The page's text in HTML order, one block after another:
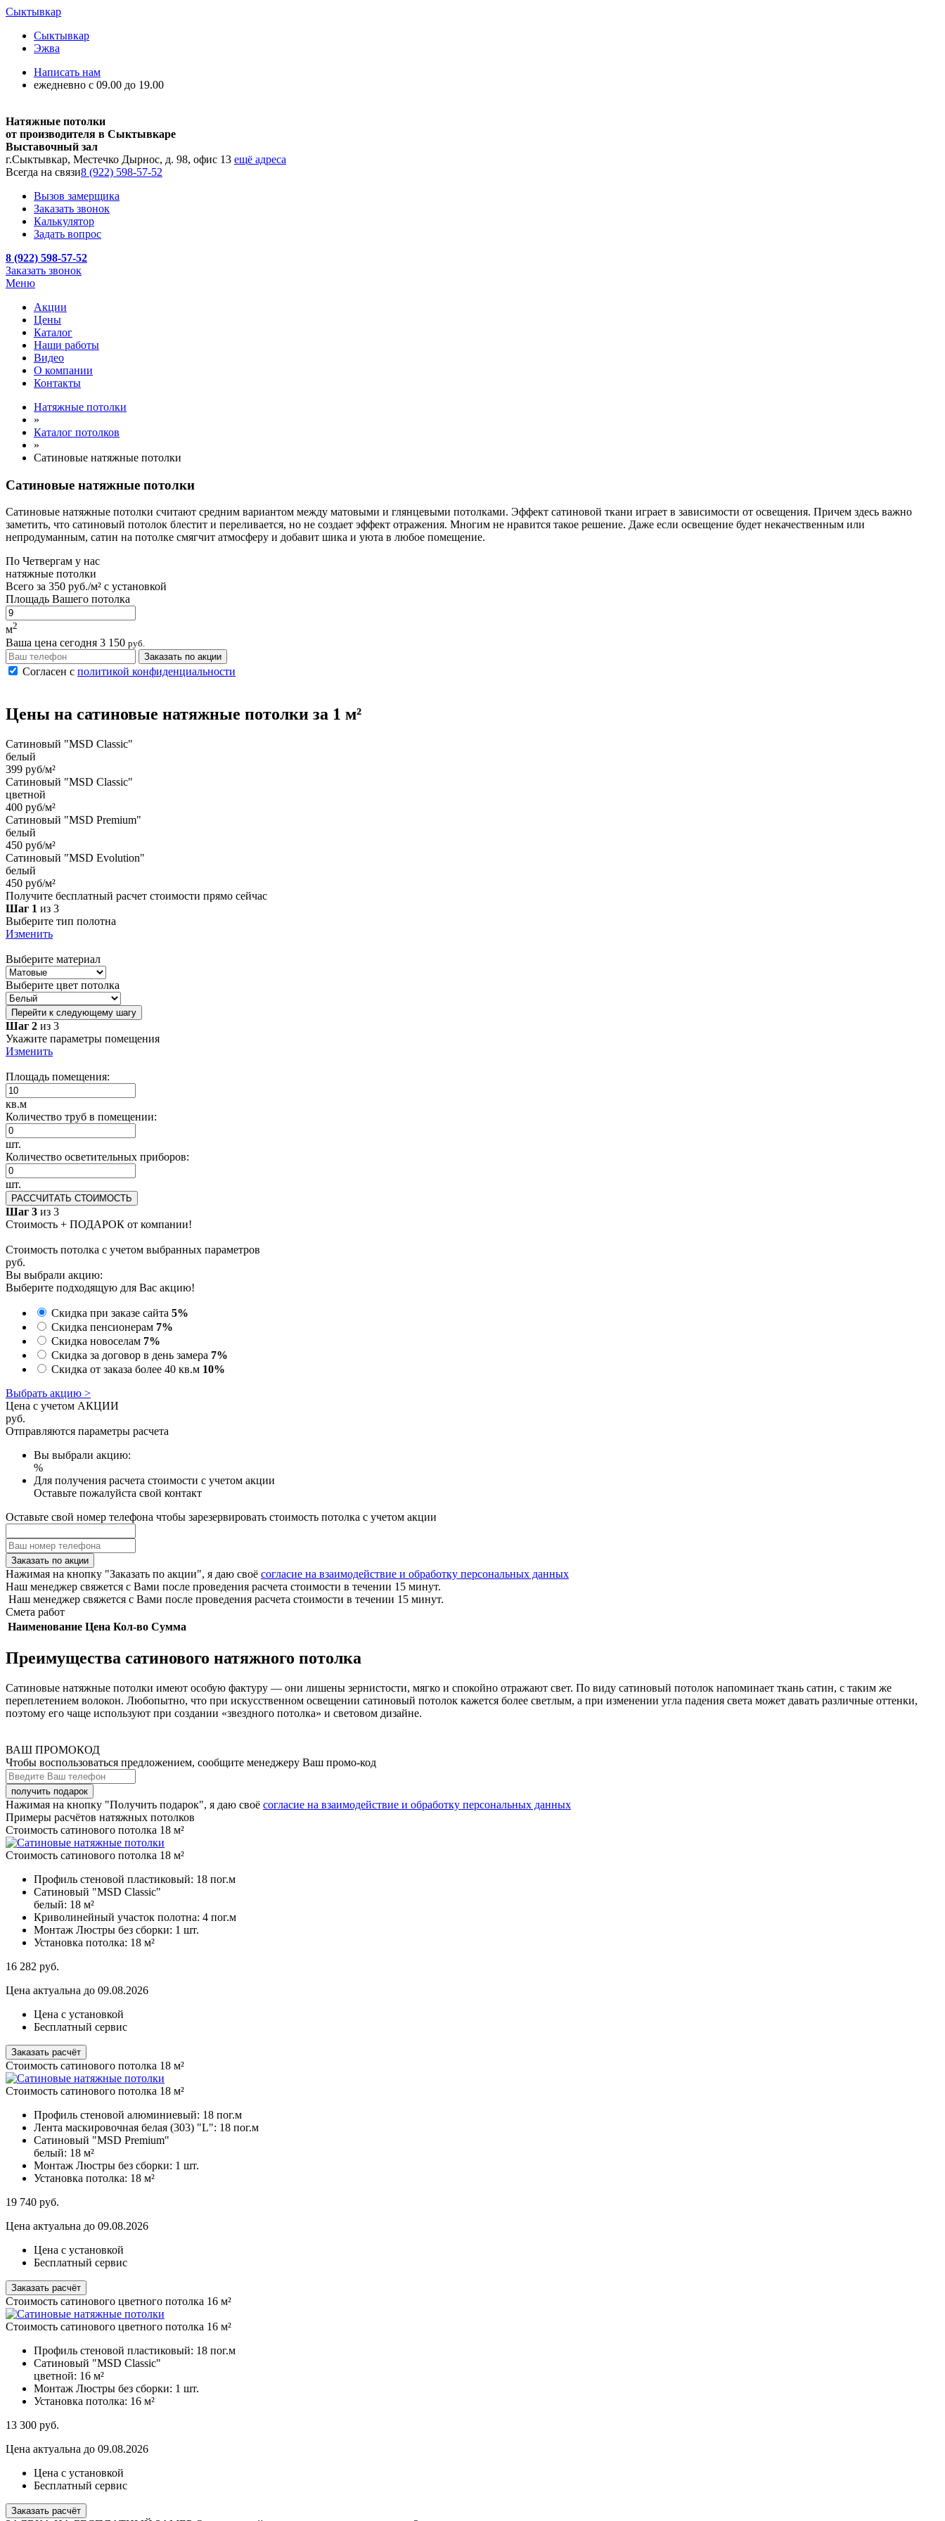
Сыктывкар
Сыктывкар
Эжва
Написать нам
ежедневно с 09.00 до 19.00
Натяжные потолки
от производителя в Сыктывкаре
Выставочный зал
г.Сыктывкар, Местечко Дырнос, д. 98, офис 13 ещё адреса
Всегда на связи8 (922) 598-57-52
Вызов замерщика
Заказать звонок
Калькулятор
Задать вопрос
8 (922) 598-57-52
Заказать звонок
Меню
Акции
Цены
Каталог
Наши работы
Видео
О компании
Контакты
Натяжные потолки
»
Каталог потолков
»
Сатиновые натяжные потолки
Сатиновые натяжные потолки
Сатиновые натяжные потолки считают средним вариантом между матовыми и глянцевыми потолками. Эффект сатиновой ткани играет в зависимости от освещения. Причем здесь важно
заметить, что сатиновый потолок блестит и переливается, но не создает эффект отражения. Многим не нравится такое решение. Даже если освещение будет некачественным или
непродуманным, сатин на потолке смягчит атмосферу и добавит шика и уюта в любое помещение.
По Четвергам у нас
натяжные потолки
Всего за 350 руб./м² с установкой
Площадь Вашего потолка
м2
Ваша цена сегодня 3 150 руб.
Заказать по акции
Согласен с политикой конфиденциальности
Цены на сатиновые натяжные потолки за 1 м²
Сатиновый "MSD Classic"
белый
399 руб/м²
Сатиновый "MSD Classic"
цветной
400 руб/м²
Сатиновый "MSD Premium"
белый
450 руб/м²
Сатиновый "MSD Evolution"
белый
450 руб/м²
Получите бесплатный расчет стоимости прямо сейчас
Шаг 1 из 3
Выберите тип полотна
Изменить
Выберите материал
Выберите цвет потолка
Перейти к следующему шагу
Шаг 2 из 3
Укажите параметры помещения
Изменить
Площадь помещения:
кв.м
Количество труб в помещении:
шт.
Количество осветительных приборов:
шт.
РАССЧИТАТЬ СТОИМОСТЬ
Шаг 3 из 3
Стоимость + ПОДАРОК от компании!
Стоимость потолка с учетом выбранных параметров
руб.
Вы выбрали акцию:
Выберите подходящую для Вас акцию!
Скидка при заказе сайта 5%
Скидка пенсионерам 7%
Скидка новоселам 7%
Скидка за договор в день замера 7%
Скидка от заказа более 40 кв.м 10%
Выбрать акцию >
Цена с учетом АКЦИИ
руб.
Отправляются параметры расчета
Вы выбрали акцию:
%
Для получения расчета стоимости с учетом акции
Оставьте пожалуйста свой контакт
Оставьте свой номер телефона чтобы зарезервировать стоимость потолка с учетом акции
Заказать по акции
Нажимая на кнопку "Заказать по акции", я даю своё согласие на взаимодействие и обработку персональных данных
Наш менеджер свяжется с Вами после проведения расчета стоимости в течении 15 минут.
Наш менеджер свяжется с Вами после проведения расчета стоимости в течении 15 минут.
Смета работ
Наименование Цена Кол-во Сумма
Преимущества сатинового натяжного потолка
Сатиновые натяжные потолки имеют особую фактуру — они лишены зернистости, мягко и спокойно отражают свет. По виду сатиновый потолок напоминает ткань сатин, с таким же
переплетением волокон. Любопытно, что при искусственном освещении сатиновый потолок кажется более светлым, а при изменении угла падения света может давать различные оттенки,
поэтому его чаще используют при создании «звездного потолка» и световом дизайне.
ВАШ ПРОМОКОД
Чтобы воспользоваться предложением, сообщите менеджеру Ваш промо-код
Нажимая на кнопку "Получить подарок", я даю своё согласие на взаимодействие и обработку персональных данных
Примеры расчётов натяжных потолков
Стоимость сатинового потолка 18 м²
Стоимость сатинового потолка 18 м²
Профиль стеновой пластиковый: 18 пог.м
Сатиновый "MSD Classic"
белый: 18 м²
Криволинейный участок полотна: 4 пог.м
Монтаж Люстры без сборки: 1 шт.
Установка потолка: 18 м²
16 282 руб.
Цена актуальна до 09.08.2026
Цена с установкой
Бесплатный сервис
Заказать расчёт
Стоимость сатинового потолка 18 м²
Стоимость сатинового потолка 18 м²
Профиль стеновой алюминиевый: 18 пог.м
Лента маскировочная белая (303) "L": 18 пог.м
Сатиновый "MSD Premium"
белый: 18 м²
Монтаж Люстры без сборки: 1 шт.
Установка потолка: 18 м²
19 740 руб.
Цена актуальна до 09.08.2026
Цена с установкой
Бесплатный сервис
Заказать расчёт
Стоимость сатинового цветного потолка 16 м²
Стоимость сатинового цветного потолка 16 м²
Профиль стеновой пластиковый: 18 пог.м
Сатиновый "MSD Classic"
цветной: 16 м²
Монтаж Люстры без сборки: 1 шт.
Установка потолка: 16 м²
13 300 руб.
Цена актуальна до 09.08.2026
Цена с установкой
Бесплатный сервис
Заказать расчёт